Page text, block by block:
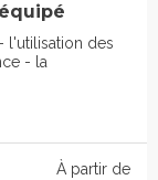
l'utilisation des
- la
À partir de